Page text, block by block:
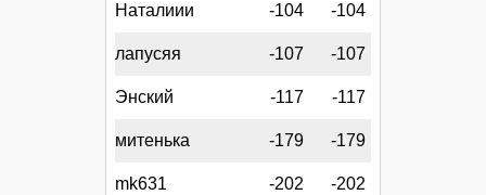
Наталиии -104 -104
лапусяя -107 -107
Энский -117 -117
митенька -179 -179
mk631 -202 -202